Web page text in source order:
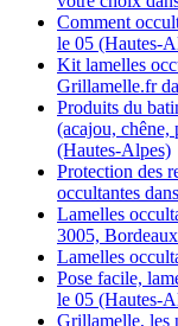
Comment
le 05 (Hautes-
Kit lamelles
Grillamelle.fr
Produits du
(acajou, chêne,
(Hautes-Alpes)
Protection des
occultantes
Lamelles
3005,
Lamelles
Pose facile,
le 05 (Hautes-
Grillamelle, les